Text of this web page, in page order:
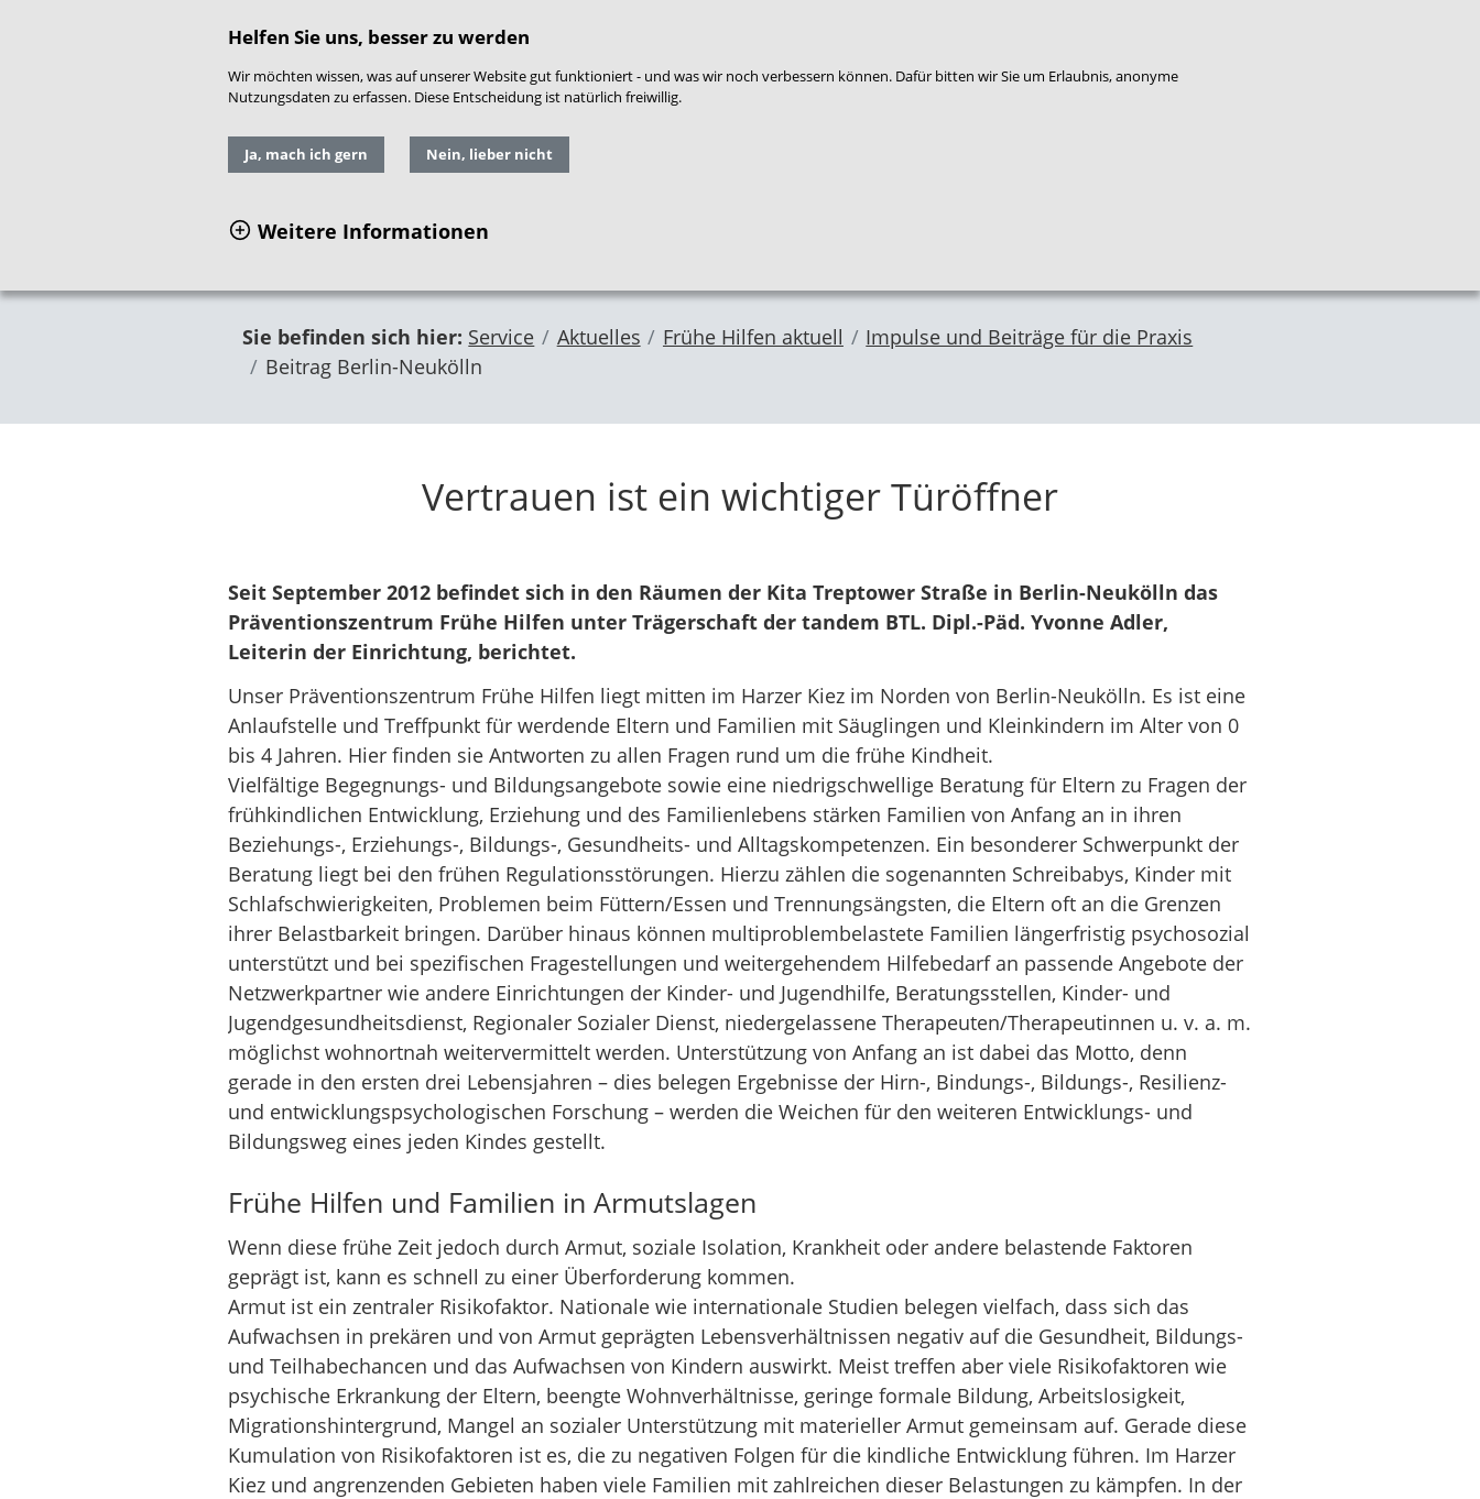
Helfen Sie uns, besser zu werden
Wir möchten wissen, was auf unserer Website gut funktioniert - und was wir noch verbessern können. Dafür bitten wir Sie um Erlaubnis, anonyme
Nutzungsdaten zu erfassen. Diese Entscheidung ist natürlich freiwillig.
Ja, mach ich gern Nein, lieber nicht
Weitere Informationen
Readspeaker| Gebärdensprache
Sie befinden sich hier: Service Aktuelles Frühe Hilfen aktuell
Impulse und Beiträge für die Praxis
Beitrag Berlin-Neukölln
Vertrauen ist ein wichtiger Türöffner
Seit September 2012 befindet sich in den Räumen der Kita Treptower Straße in Berlin-Neukölln das
Präventionszentrum Frühe Hilfen unter Trägerschaft der tandem BTL. Dipl.-Päd. Yvonne Adler,
Leiterin der Einrichtung, berichtet.
Unser Präventionszentrum Frühe Hilfen liegt mitten im Harzer Kiez im Norden von Berlin-Neukölln. Es ist eine
Anlaufstelle und Treffpunkt für werdende Eltern und Familien mit Säuglingen und Kleinkindern im Alter von 0
bis 4 Jahren. Hier finden sie Antworten zu allen Fragen rund um die frühe Kindheit.
Vielfältige Begegnungs- und Bildungsangebote sowie eine niedrigschwellige Beratung für Eltern zu Fragen der
frühkindlichen Entwicklung, Erziehung und des Familienlebens stärken Familien von Anfang an in ihren
Beziehungs-, Erziehungs-, Bildungs-, Gesundheits- und Alltagskompetenzen. Ein besonderer Schwerpunkt der
Beratung liegt bei den frühen Regulationsstörungen. Hierzu zählen die sogenannten Schreibabys, Kinder mit
Schlafschwierigkeiten, Problemen beim Füttern/Essen und Trennungsängsten, die Eltern oft an die Grenzen
ihrer Belastbarkeit bringen. Darüber hinaus können multiproblembelastete Familien längerfristig psychosozial
unterstützt und bei spezifischen Fragestellungen und weitergehendem Hilfebedarf an passende Angebote der
Netzwerkpartner wie andere Einrichtungen der Kinder- und Jugendhilfe, Beratungsstellen, Kinder- und
Jugendgesundheitsdienst, Regionaler Sozialer Dienst, niedergelassene Therapeuten/Therapeutinnen u. v. a. m.
möglichst wohnortnah weitervermittelt werden. Unterstützung von Anfang an ist dabei das Motto, denn
gerade in den ersten drei Lebensjahren – dies belegen Ergebnisse der Hirn-, Bindungs-, Bildungs-, Resilienz-
und entwicklungspsychologischen Forschung – werden die Weichen für den weiteren Entwicklungs- und
Bildungsweg eines jeden Kindes gestellt.
Frühe Hilfen und Familien in Armutslagen
Wenn diese frühe Zeit jedoch durch Armut, soziale Isolation, Krankheit oder andere belastende Faktoren
geprägt ist, kann es schnell zu einer Überforderung kommen.
Armut ist ein zentraler Risikofaktor. Nationale wie internationale Studien belegen vielfach, dass sich das
Aufwachsen in prekären und von Armut geprägten Lebensverhältnissen negativ auf die Gesundheit, Bildungs-
und Teilhabechancen und das Aufwachsen von Kindern auswirkt. Meist treffen aber viele Risikofaktoren wie
psychische Erkrankung der Eltern, beengte Wohnverhältnisse, geringe formale Bildung, Arbeitslosigkeit,
Migrationshintergrund, Mangel an sozialer Unterstützung mit materieller Armut gemeinsam auf. Gerade diese
Kumulation von Risikofaktoren ist es, die zu negativen Folgen für die kindliche Entwicklung führen. Im Harzer
Kiez und angrenzenden Gebieten haben viele Familien mit zahlreichen dieser Belastungen zu kämpfen. In der